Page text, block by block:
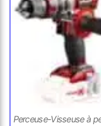
Perceuse-Visseuse à